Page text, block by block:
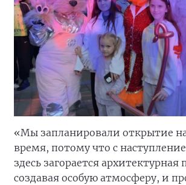
«Мы запланировали открытие
время, потому что с
здесь загорается архитектурная
создавая особую атмосферу, и